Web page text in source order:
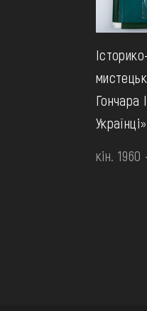
Гончара
кін.